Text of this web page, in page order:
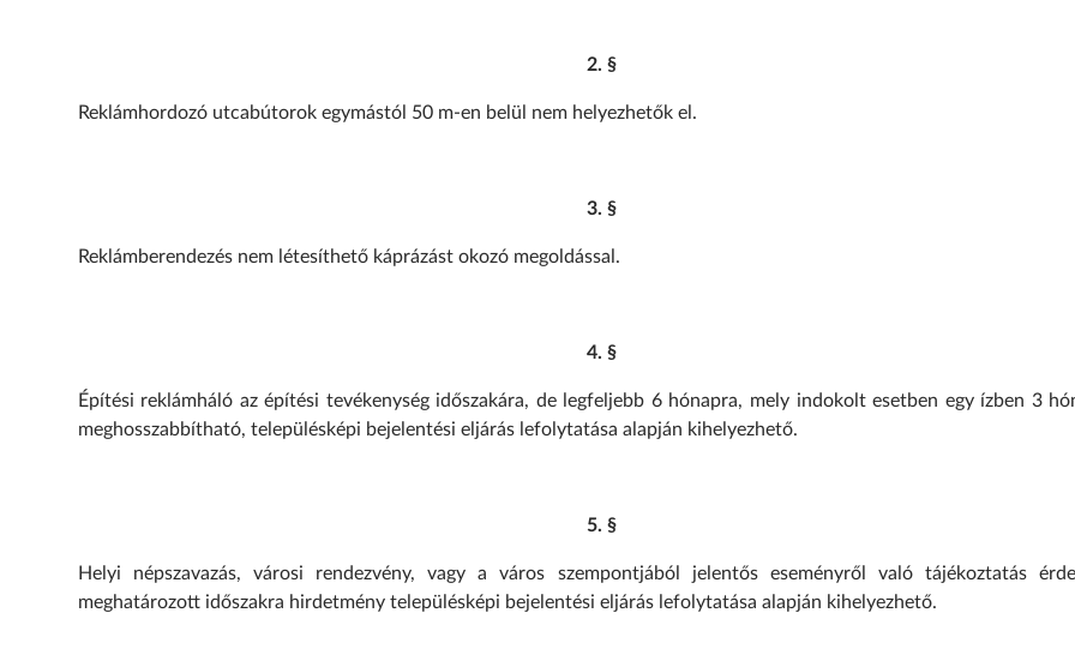
2. §
Reklámhordozó utcabútorok egymástól 50 m-en belül nem helyezhetők el.
3. §
Reklámberendezés nem létesíthető káprázást okozó megoldással.
4. §
Építési reklámháló az építési tevékenység időszakára, de legfeljebb 6 hónapra, mely indokolt esetben egy ízben 3
meghosszabbítható, településképi bejelentési eljárás lefolytatása alapján kihelyezhető.
5. §
Helyi népszavazás, városi rendezvény, vagy a város szempontjából jelentős eseményről való tájékoztatás
meghatározott időszakra hirdetmény településképi bejelentési eljárás lefolytatása alapján kihelyezhető.